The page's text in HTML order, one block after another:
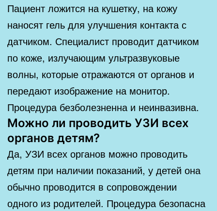
Пациент ложится на кушетку, на кожу
наносят гель для улучшения контакта с
датчиком. Специалист проводит датчиком
по коже, излучающим ультразвуковые
волны, которые отражаются от органов и
передают изображение на монитор.
Процедура безболезненна и неинвазивна.
Можно ли проводить УЗИ всех
органов детям?
Да, УЗИ всех органов можно проводить
детям при наличии показаний, у детей она
обычно проводится в сопровождении
одного из родителей. Процедура безопасна